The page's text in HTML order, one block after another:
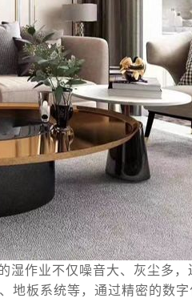
湿作业不仅噪音大、灰尘多，
地板系统等，通过精密的数